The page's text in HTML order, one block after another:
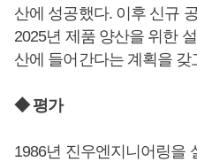
산에 성공했다. 이후 신규
2025년 제품 양산을 위한
산에 들어간다는 계획을 갖
◆ 평가
1986년 진우엔지니어링을